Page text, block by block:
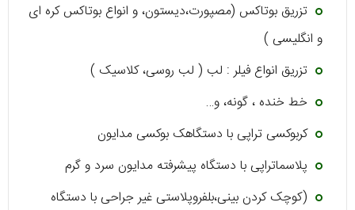
تزریق بوتاکس (مصپورت،دیستون، و انواع بوتاکس کره ای
و انگلیسی )
تزریق انواع فیلر : لب ( لب روسی، کلاسیک )
خط خنده ، گونه، و…
کربوکسی تراپی با دستگاهک بوکسی مدایون
پلاسماتراپی با دستگاه پیشرفته مدایون سرد و گرم
(کوچک کردن بینی،بلفروپلاستی غیر جراحی با دستگاه